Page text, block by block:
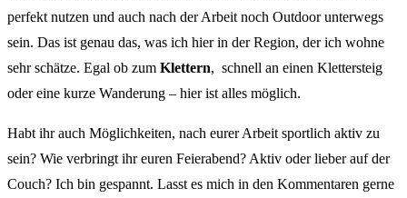
perfekt nutzen und auch nach der Arbeit noch Outdoor unterwegs
sein. Das ist genau das, was ich hier in der Region, der ich wohne
sehr schätze. Egal ob zum Klettern, schnell an einen Klettersteig
oder eine kurze Wanderung – hier ist alles möglich.
Habt ihr auch Möglichkeiten, nach eurer Arbeit sportlich aktiv zu
sein? Wie verbringt ihr euren Feierabend? Aktiv oder lieber auf der
Couch? Ich bin gespannt. Lasst es mich in den Kommentaren gerne